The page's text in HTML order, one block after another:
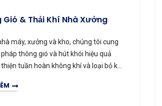
Bụi Và Lọc Không Khí
với dây chuyền sản xuất nhiều bụi
hóa chất, dệt may, luyện kim và
thủy tinh. Sử dụng quạt hút bụi chuyên
không khí sạch và tuân thủ tiêu chuẩn